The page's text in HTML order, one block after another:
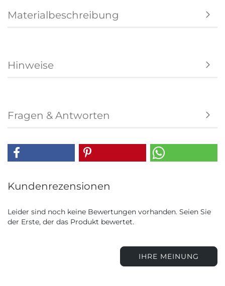
Materialbeschreibung
Hinweise
Fragen & Antworten
Kundenrezensionen
Leider sind noch keine Bewertungen vorhanden. Seien Sie
der Erste, der das Produkt bewertet.
IHRE MEINUNG